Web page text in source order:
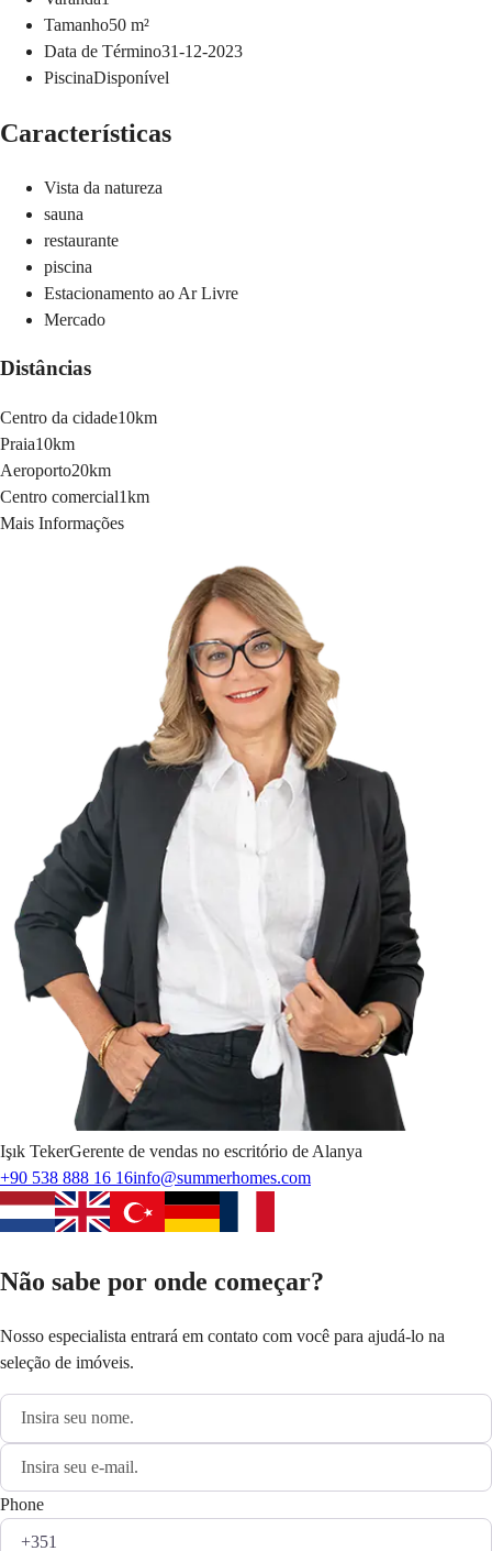
Tamanho50 m²
Data de Término31-12-2023
PiscinaDisponível
Características
Vista da natureza
sauna
restaurante
piscina
Estacionamento ao Ar Livre
Mercado
Distâncias
Centro da cidade10km
Praia10km
Aeroporto20km
Centro comercial1km
Mais Informações
Işık TekerGerente de vendas no escritório de Alanya
+90 538 888 16 16info@summerhomes.com
Não sabe por onde começar?
Nosso especialista entrará em contato com você para ajudá-lo na
seleção de imóveis.
Phone